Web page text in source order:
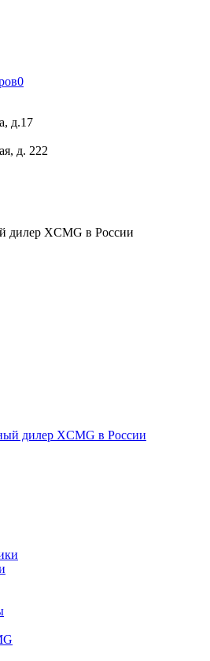
0
д.17
д. 222
дилер XCMG в России